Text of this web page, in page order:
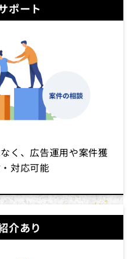
ポート
く、広告運用や案件獲
対応可能
介あり